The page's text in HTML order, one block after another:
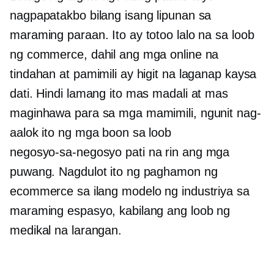
nagpapatakbo bilang isang lipunan sa
maraming paraan. Ito ay totoo lalo na sa loob
ng commerce, dahil ang mga online na
tindahan at pamimili ay higit na laganap kaysa
dati. Hindi lamang ito mas madali at mas
maginhawa para sa mga mamimili, ngunit nag-
aalok ito ng mga boon sa loob
negosyo-sa-negosyo pati na rin ang mga
puwang. Nagdulot ito ng paghamon ng
ecommerce sa ilang modelo ng industriya sa
maraming espasyo, kabilang ang loob ng
medikal na larangan.